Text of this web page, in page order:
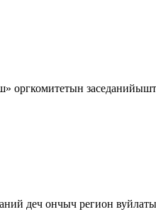
оргкомитетын
деч ончыч регион